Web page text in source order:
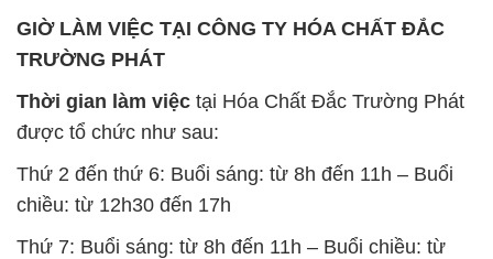
GIỜ LÀM VIỆC TẠI CÔNG TY HÓA CHẤT ĐẮC
TRƯỜNG PHÁT
Thời gian làm việc tại Hóa Chất Đắc Trường Phát
được tổ chức như sau:
Thứ 2 đến thứ 6: Buổi sáng: từ 8h đến 11h – Buổi
chiều: từ 12h30 đến 17h
Thứ 7: Buổi sáng: từ 8h đến 11h – Buổi chiều: từ